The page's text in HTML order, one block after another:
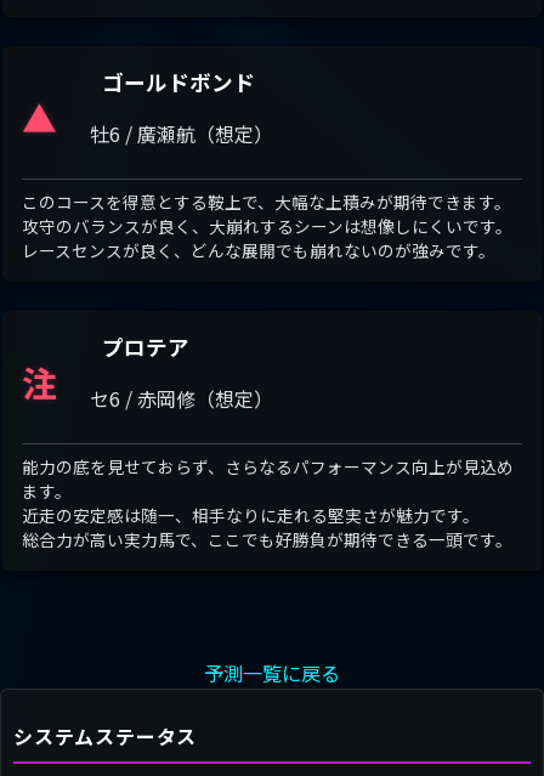
▲
ゴールドボンド
牡6 / 廣瀬航（想定）
このコースを得意とする鞍上で、大幅な上積みが期待できます。
攻守のバランスが良く、大崩れするシーンは想像しにくいです。
レースセンスが良く、どんな展開でも崩れないのが強みです。
注
プロテア
セ6 / 赤岡修（想定）
能力の底を見せておらず、さらなるパフォーマンス向上が見込め
ます。
近走の安定感は随一、相手なりに走れる堅実さが魅力です。
総合力が高い実力馬で、ここでも好勝負が期待できる一頭です。
予測一覧に戻る
システムステータス